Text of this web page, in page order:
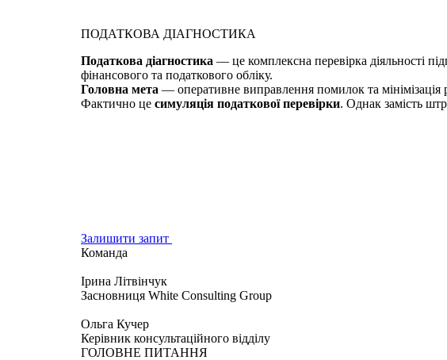
ПОДАТКОВА ДІАГНОСТИКА
Податкова діагностика — це комплексна перевірка діяльності
фінансового та податкового обліку.
Головна мета — оперативне виправлення помилок та
Фактично це симуляція податкової перевірки. Однак замість
Залишити запит
Команда
Ірина Літвінчук
Засновниця White Consulting Group
Ольга Кучер
Керівник консультаційного відділу
ГОЛОВНЕ ПИТАННЯ